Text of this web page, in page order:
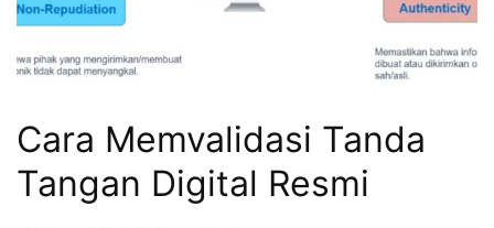
Cara Memvalidasi Tanda
Tangan Digital Resmi